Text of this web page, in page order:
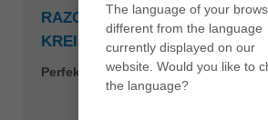
RAZORCUT UND RAZORCUT
KREISSÄGEBLATT
Perfekte Kanten beim
The language of your
different from the language
currently displayed on our
website. Would you like to
the language?